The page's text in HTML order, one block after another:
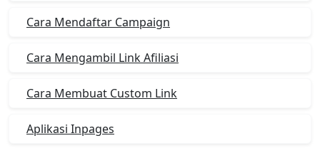
Cara Mendaftar Campaign
Cara Mengambil Link Afiliasi
Cara Membuat Custom Link
Aplikasi Inpages